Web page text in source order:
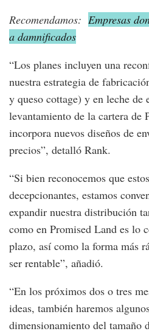
Recomendamos: Empresas
a damnificados
“Los planes incluyen una
nuestra estrategia de
y queso cottage) y en leche de
levantamiento de la cartera de
incorpora nuevos diseños de
precios”, detalló Rank.
“Si bien reconocemos que
decepcionantes, estamos
expandir nuestra distribución
como en Promised Land es lo
plazo, así como la forma más
ser rentable”, añadió.
“En los próximos dos o tres
ideas, también haremos
dimensionamiento del tamaño